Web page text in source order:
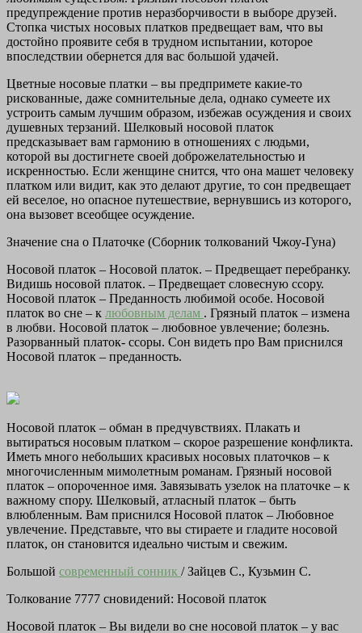
предупреждение против неразборчивости в выборе друзей.
Стопка чистых носовых платков предвещает вам, что вы
достойно проявите себя в трудном испытании, которое
впоследствии обернется для вас большой удачей.
Цветные носовые платки – вы предпримете какие-то
рискованные, даже сомнительные дела, однако сумеете их
устроить самым лучшим образом, избежав осуждения и своих
душевных терзаний. Шелковый носовой платок
предсказывает вам гармонию в отношениях с людьми,
которой вы достигнете своей доброжелательностью и
искренностью. Если женщине снится, что она машет человеку
платком или видит, как это делают другие, то сон предвещает
ей веселое, но опасное путешествие, вернувшись из которого,
она вызовет всеобщее осуждение.
Значение сна о Платочке (Сборник толкований Чжоу-Гуна)
Носовой платок – Носовой платок. – Предвещает перебранку.
Видишь носовой платок. – Предвещает словесную ссору.
Носовой платок – Преданность любимой особе. Носовой
платок во сне – к любовным делам . Грязный платок – измена
в любви. Носовой платок – любовное увлечение; болезнь.
Разорванный платок- ссоры. Сон видеть про Вам приснился
Носовой платок – преданность.
Носовой платок – обман в предчувствиях. Плакать и
вытираться носовым платком – скорое разрешение конфликта.
Иметь много небольших красивых носовых платочков – к
многочисленным мимолетным романам. Грязный носовой
платок – опороченное имя. Завязывать узелок на платочке – к
важному спору. Шелковый, атласный платок – быть
влюбленным. Вам приснился Носовой платок – Любовное
увлечение. Представьте, что вы стираете и гладите носовой
платок, он становится идеально чистым и свежим.
Большой современный сонник / Зайцев С., Кузьмин С.
Толкование 7777 сновидений: Носовой платок
Носовой платок – Вы видели во сне носовой платок – у вас